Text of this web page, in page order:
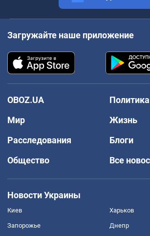
Загружайте наше приложение
OBOZ.UA
Политика
Мир
Жизнь
Расследования
Блоги
Общество
Все
Новости Украины
Киев Харьков
Запорожье Днепр